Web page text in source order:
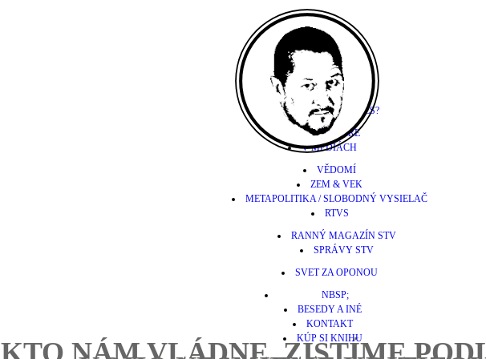
BIO
KTO JE M. MORÉS?
KOMENTÁRE
V MÉDIÁCH
VĚDOMÍ
ZEM & VEK
METAPOLITIKA / SLOBODNÝ VYSIELAČ
RTVS
RANNÝ MAGAZÍN STV
SPRÁVY STV
SVET ZA OPONOU
NBSP;
BESEDY A INÉ
KONTAKT
KÚP SI KNIHU
KTO NÁM VLÁDNE, ZISTÍME